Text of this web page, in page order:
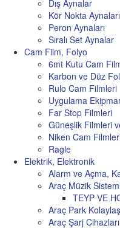
Dış Aynalar
Kör Nokta Aynaları
Peron Aynaları
Sıralı Set Aynalar
Cam Film, Folyo
6mt Kutu Cam
Karbon ve Düz
Rulo Cam Filmleri
Uygulama
Far Stop Filmleri
Güneşlik Filmleri
Niken Cam
Ragle
Elektrik, Elektronik
Alarm ve Açma,
Araç Müzik
TEYP VE
Araç Park
Araç Şarj Cihazları